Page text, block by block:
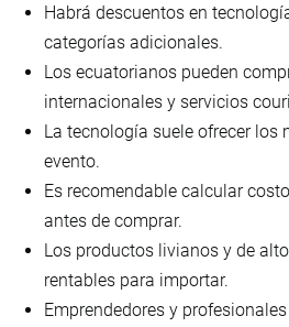
Habrá descuentos en
categorías adicionales.
Los ecuatorianos pueden
internacionales y servicios
La tecnología suele ofrecer los
evento.
Es recomendable calcular
antes de comprar.
Los productos livianos y de
rentables para importar.
Emprendedores y